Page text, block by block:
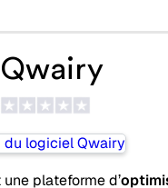
Qwairy
plateforme d’